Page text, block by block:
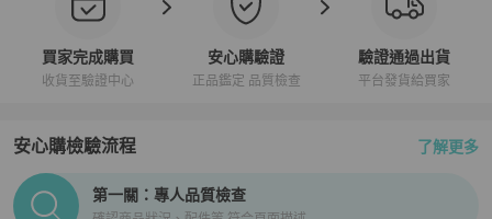
買家完成購買
收貨至驗證中心
安心購驗證
正品鑑定 品質檢查
驗證通過出貨
平台發貨給買家
安心購檢驗流程 了解更多
PopChill拍拍圈正品驗證、安心購檢驗流程介紹
第一關：專人品質檢查